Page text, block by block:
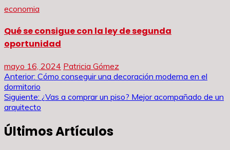
economia
Qué se consigue con la ley de segunda
oportunidad
mayo 16, 2024 Patricia Gómez
Navegación
de
entradas
Anterior: Cómo conseguir una decoración moderna en el
dormitorio
Siguiente: ¿Vas a comprar un piso? Mejor acompañado de un
arquitecto
Últimos Artículos